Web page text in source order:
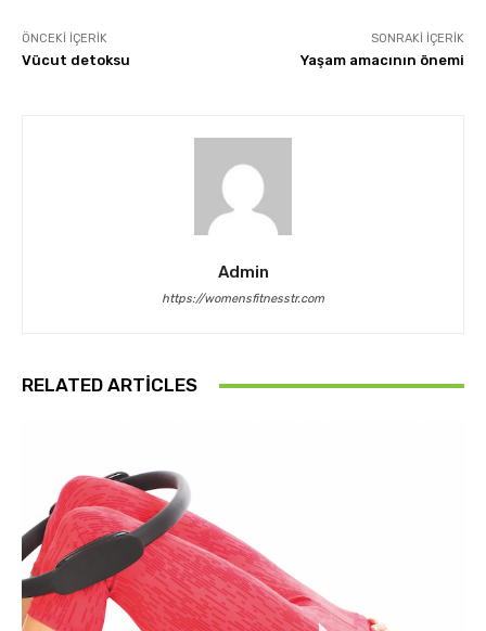
ÖNCEKI İÇERIK
Vücut detoksu
SONRAKI İÇERIK
Yaşam amacının önemi
Admin
https://womensfitnesstr.com
RELATED ARTICLES